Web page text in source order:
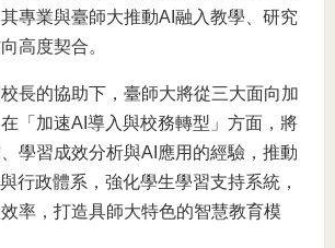
專業與臺師大推動AI融入教學、研究
高度契合。
長的協助下，臺師大將從三大面向加
「加速AI導入與校務轉型」方面，將
學習成效分析與AI應用的經驗，推動
行政體系，強化學生學習支持系統，
率，打造具師大特色的智慧教育模